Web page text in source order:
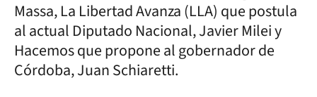
Massa, La Libertad Avanza (LLA) que postula
al actual Diputado Nacional, Javier Milei y
Hacemos que propone al gobernador de
Córdoba, Juan Schiaretti.